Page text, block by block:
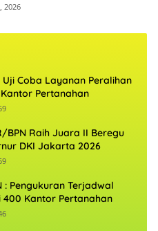
2026
Uji Coba Layanan Peralihan
Kantor Pertanahan
BPN Raih Juara II Beregu
DKI Jakarta 2026
: Pengukuran Terjadwal
400 Kantor Pertanahan